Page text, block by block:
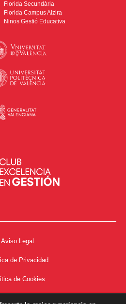
Florida Secundària
Florida Campus Alzira
Ninos Gestió Educativa
Aviso Legal
de Privacidad
de Cookies